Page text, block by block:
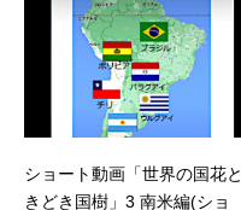
ショート動画「世界の国花と
きどき国樹」3 南米編(ショ